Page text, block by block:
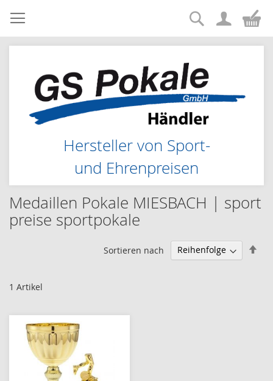
Zum
Inhalt
springen
Hersteller von Sport-
und Ehrenpreisen
Suche
Medaillen Pokale MIESBACH | sport
preise sportpokale
1 Artikel
Sortieren nach